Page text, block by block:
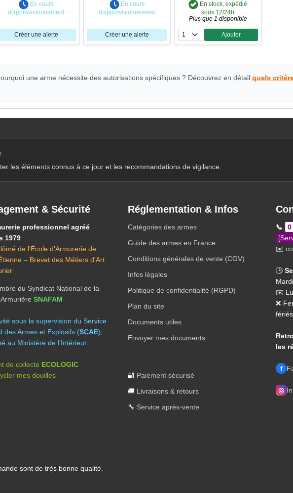
En cours
d'approvisionnement
Créer une alerte
En cours
d'approvisionnement
Créer une alerte
En stock, expédié
sous 12/24h
Plus que 1 disponible
Quantité
Ajouter
une arme nécessite des autorisations spécifiques ? Découvrez en détailquels
les éléments connus à ce jour et les recommandations de vigilance.
& Sécurité
professionnel agréé
1979
de l’École d’Armurerie de
– Brevet des Métiers d’Art
du Syndicat National de la
SNAFAM
sous la supervision du Service
des Armes et Explosifs (SCAE),
au Ministère de l’Intérieur.
de collecte ECOLOGIC
mes douilles
Réglementation & Infos
Catégories des armes
Guide des armes en France
Conditions générales de vente (CGV)
Infos légales
Politique de confidentialité (RGPD)
Plan du site
Documents utiles
Envoyer mes documents
🔐 Paiement sécurisé
🚚 Livraisons & retours
🔧 Service après-vente
📞
0
✉️
🕒
✉️
❌
fériés
les
f
◎
sont de très bonne qualité.